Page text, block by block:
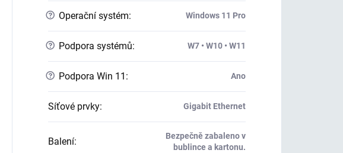
? Operační systém: Windows 11 Pro
? Podpora systémů: W7 • W10 • W11
? Podpora Win 11 : Ano
Síťové prvky: Gigabit Ethernet
Balení:
Bezpečně zabaleno v
bublince a kartonu.